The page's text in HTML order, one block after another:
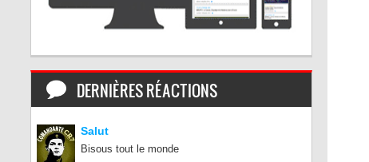
DERNIÈRES RÉACTIONS
Salut
Bisous tout le monde